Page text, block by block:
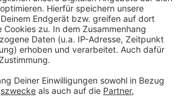
abhält, derGamescom Congress
und politischen Diskussionen und
werden auch wieder die
verliehen.